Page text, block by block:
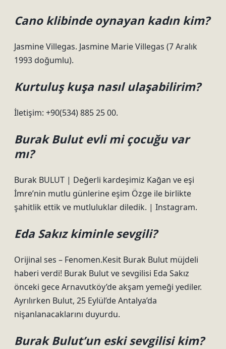
Cano klibinde oynayan kadın kim?
Jasmine Villegas. Jasmine Marie Villegas (7 Aralık
1993 doğumlu).
Kurtuluş kuşa nasıl ulaşabilirim?
İletişim: +90(534) 885 25 00.
Burak Bulut evli mi çocuğu var
mı?
Burak BULUT | Değerli kardeşimiz Kağan ve eşi
İmre’nin mutlu günlerine eşim Özge ile birlikte
şahitlik ettik ve mutluluklar diledik. | Instagram.
Eda Sakız kiminle sevgili?
Orijinal ses – Fenomen.Kesit Burak Bulut müjdeli
haberi verdi! Burak Bulut ve sevgilisi Eda Sakız
önceki gece Arnavutköy’de akşam yemeği yediler.
Ayrılırken Bulut, 25 Eylül’de Antalya’da
nişanlanacaklarını duyurdu.
Burak Bulut’un eski sevgilisi kim?